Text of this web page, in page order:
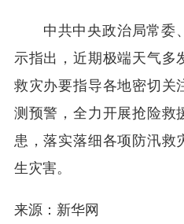
中共中央政治局常委
示指出，近期极端天气多
救灾办要指导各地密切关
测预警，全力开展抢险救
患，落实落细各项防汛救
生灾害。
来源：新华网